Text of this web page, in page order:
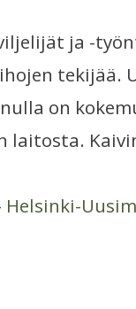
ja -
tekijää.
on
laitosta.
Helsinki-